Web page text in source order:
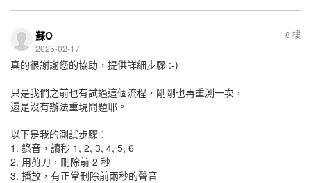
8 樓
蘇O
2025-02-17
真的很謝謝您的協助，提供詳細步驟 :-)
只是我們之前也有試過這個流程，剛剛也再重測一次，
還是沒有辦法重現問題耶。
以下是我的測試步驟：
1. 錄音，讀秒 1, 2, 3, 4, 5, 6
2. 用剪刀，刪除前 2 秒
3. 播放，有正常刪除前兩秒的聲音